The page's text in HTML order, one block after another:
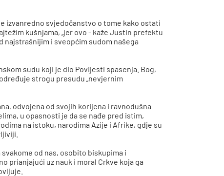
izvanredno svjedočanstvo o tome kako ostati
kušnjama, „jer ovo - kaže Justin prefektu
najstrašnijim i sveopćim sudom našega
sudu koji je dio Povijesti spasenja. Bog,
strogu presudu „nevjernim
odvojena od svojih korijena i ravnodušna
u opasnosti je da se nađe pred istim,
na istoku, narodima Azije i Afrike, gdje su
od nas, osobito biskupima i
prianjajući uz nauk i moral Crkve koja ga